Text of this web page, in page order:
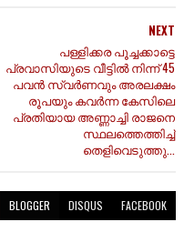
NEXT
പള്ളിക്കര പൂച്ചക്കാട്ടെ
പ്രവാസിയുടെ വീട്ടിൽ നിന്ന് 45
പവൻ സ്വർണവും അരലക്ഷം
രൂപയും കവർന്ന കേസിലെ
പ്രതിയായ അണ്ണാച്ചി രാജനെ
സ്ഥലത്തെത്തിച്ച്
തെളിവെടുത്തു...
BLOGGER DISQUS FACEBOOK